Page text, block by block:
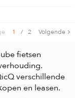
1 / 2 Volgende
fietsen
verschillende
en leasen.